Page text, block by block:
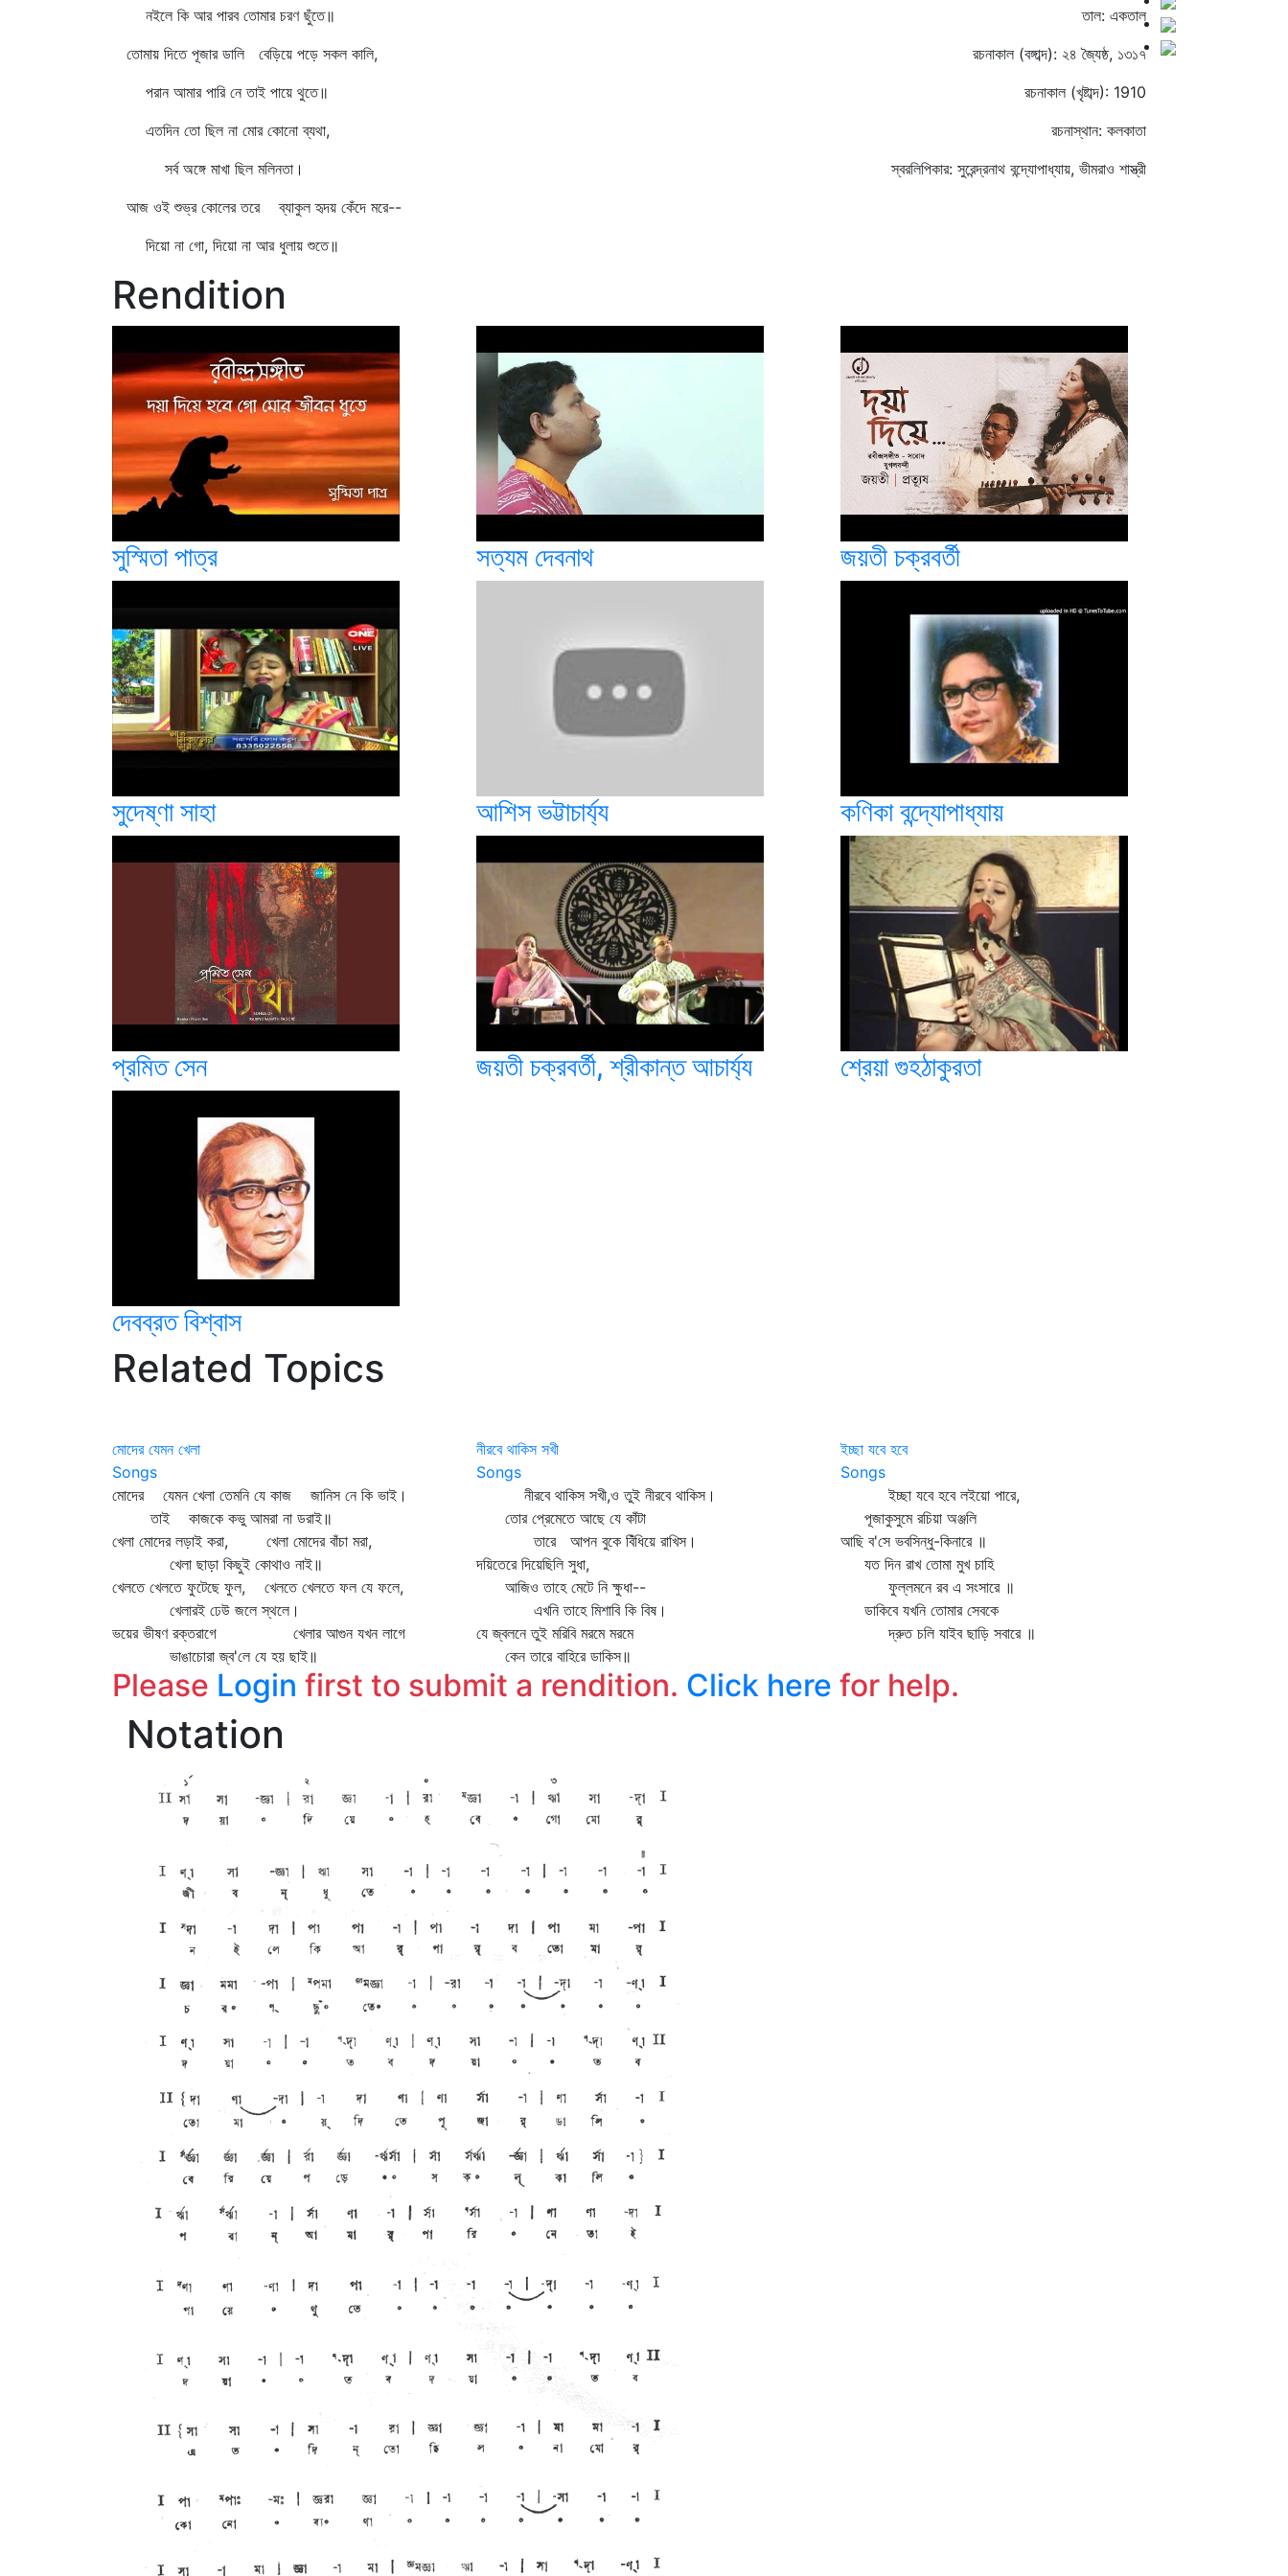
নইলে কি আর পারব তোমার চরণ ছুঁতে॥
তোমায় দিতে পূজার ডালি বেড়িয়ে পড়ে সকল কালি,
পরান আমার পারি নে তাই পায়ে থুতে॥
এতদিন তো ছিল না মোর কোনো ব্যথা,
সর্ব অঙ্গে মাখা ছিল মলিনতা।
আজ ওই শুভ্র কোলের তরে ব্যাকুল হৃদয় কেঁদে মরে--
দিয়ো না গো, দিয়ো না আর ধুলায় শুতে॥
তাল: একতাল
রচনাকাল (বঙ্গাব্দ): ২৪ জ্যৈষ্ঠ, ১৩১৭
রচনাকাল (খৃষ্টাব্দ): 1910
রচনাস্থান: কলকাতা
স্বরলিপিকার: সুরেন্দ্রনাথ বন্দ্যোপাধ্যায়, ভীমরাও শাস্ত্রী
Rendition
সুস্মিতা পাত্র সত্যম দেবনাথ জয়তী চক্রবর্তী
সুদেষ্ণা সাহা আশিস ভট্টাচার্য্য কণিকা বন্দ্যোপাধ্যায়
প্রমিত সেন জয়তী চক্রবর্তী, শ্রীকান্ত আচার্য্য শ্রেয়া গুহঠাকুরতা
দেবব্রত বিশ্বাস
Related Topics
মোদের যেমন খেলা
Songs
মোদের যেমন খেলা তেমনি যে কাজ জানিস নে কি ভাই।
তাই কাজকে কভু আমরা না ডরাই॥
খেলা মোদের লড়াই করা, খেলা মোদের বাঁচা মরা,
খেলা ছাড়া কিছুই কোথাও নাই॥
খেলতে খেলতে ফুটেছে ফুল, খেলতে খেলতে ফল যে ফলে,
খেলারই ঢেউ জলে স্থলে।
ভয়ের ভীষণ রক্তরাগে খেলার আগুন যখন লাগে
ভাঙাচোরা জ্ব'লে যে হয় ছাই॥
নীরবে থাকিস সখী
Songs
নীরবে থাকিস সখী,ও তুই নীরবে থাকিস।
তোর প্রেমেতে আছে যে কাঁটা
তারে আপন বুকে বিঁধিয়ে রাখিস।
দয়িতেরে দিয়েছিলি সুধা,
আজিও তাহে মেটে নি ক্ষুধা--
এখনি তাহে মিশাবি কি বিষ।
যে জ্বলনে তুই মরিবি মরমে মরমে
কেন তারে বাহিরে ডাকিস॥
ইচ্ছা যবে হবে
Songs
ইচ্ছা যবে হবে লইয়ো পারে,
পূজাকুসুমে রচিয়া অঞ্জলি
আছি ব'সে ভবসিন্ধু-কিনারে ॥
যত দিন রাখ তোমা মুখ চাহি
ফুল্লমনে রব এ সংসারে ॥
ডাকিবে যখনি তোমার সেবকে
দ্রুত চলি যাইব ছাড়ি সবারে ॥
Please Login first to submit a rendition. Click here for help.
Notation